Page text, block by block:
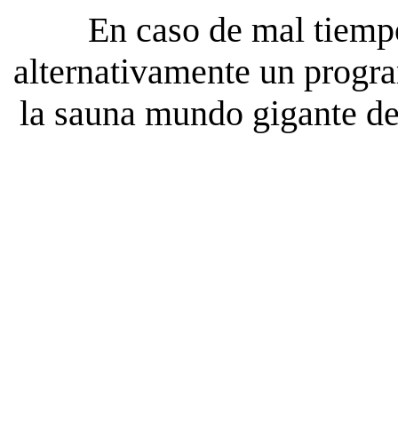
En caso de mal
alternativamente un
la sauna mundo gigante